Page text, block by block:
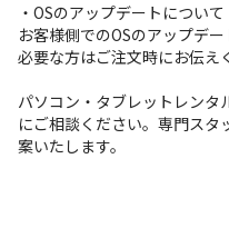
かんたん見積もり
050-3135-2199
受付時間 9：00〜17：30
・OSのアップデートについて
お客様側でのOSのアップデ
必要な方はご注文時にお伝え
パソコン・タブレットレン
にご相談ください。専門ス
案いたします。